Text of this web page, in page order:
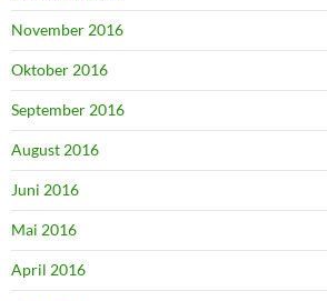
November 2016
Oktober 2016
September 2016
August 2016
Juni 2016
Mai 2016
April 2016